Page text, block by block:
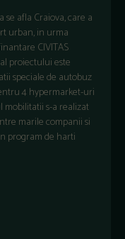
afla Craiova, care a
urban, in urma
CIVITAS
proiectului este
speciale de autobuz
4 hypermarket-uri
mobilitatii s-a realizat
marile companii si
program de harti